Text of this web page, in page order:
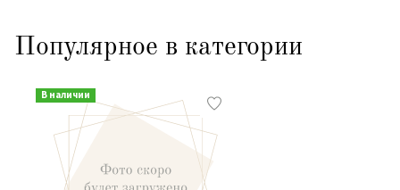
Популярное в категории
В наличии